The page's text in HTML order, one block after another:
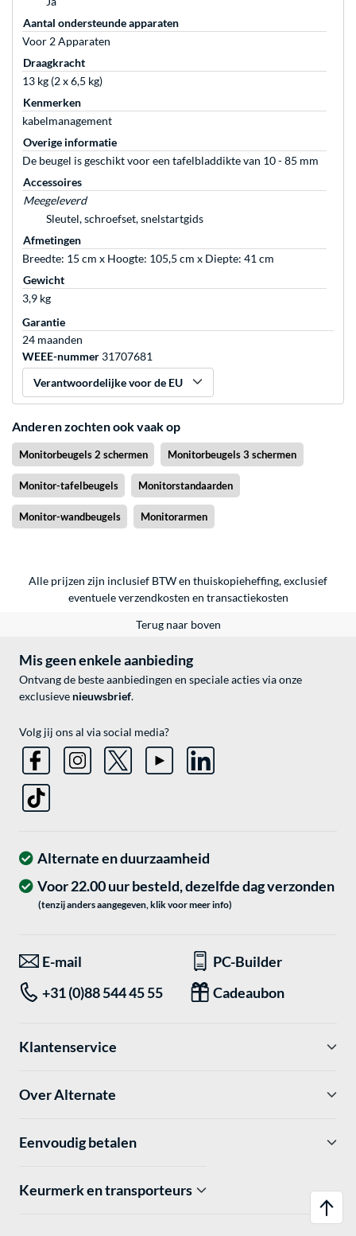
Aantal ondersteunde apparaten
Voor 2 Apparaten
Draagkracht
13 kg (2 x 6,5 kg)
Kenmerken
kabelmanagement
Overige informatie
De beugel is geschikt voor een tafelbladdikte van 10 - 85 mm
Accessoires
Meegeleverd
Sleutel, schroefset, snelstartgids
Afmetingen
Breedte: 15 cm x Hoogte: 105,5 cm x Diepte: 41 cm
Gewicht
3,9 kg
Garantie
24 maanden
WEEE-nummer 31707681
Verantwoordelijke voor de EU
Anderen zochten ook vaak op
Monitorbeugels 2 schermen Monitorbeugels 3 schermen
Monitor-tafelbeugels Monitorstandaarden
Monitor-wandbeugels Monitorarmen
Alle prijzen zijn inclusief BTW en thuiskopieheffing, exclusief
eventueleverzendkosten en transactiekosten
Terug naar boven
Mis geen enkele aanbieding
Ontvang de beste aanbiedingen en speciale acties via onze
exclusieve nieuwsbrief.
Volg jij ons al via social media?
Alternate en duurzaamheid
Voor 22.00 uur besteld, dezelfde dag verzonden
(tenzij anders aangegeven, klik voor meer info)
E-mail
PC-Builder
+31 (0)88 544 45 55
Cadeaubon
Klantenservice
Over Alternate
Eenvoudig betalen
Keurmerk en transporteurs